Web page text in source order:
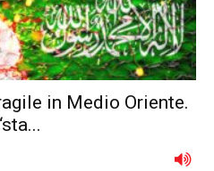
in Medio Oriente.